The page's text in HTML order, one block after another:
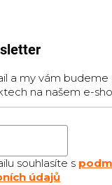
a my vám budeme
na našem e-
souhlasíte s
údajů